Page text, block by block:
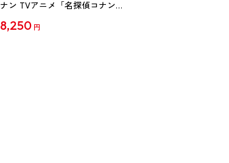
ナン TVアニメ「名探偵コナン」
【1BOX】
8,250 円